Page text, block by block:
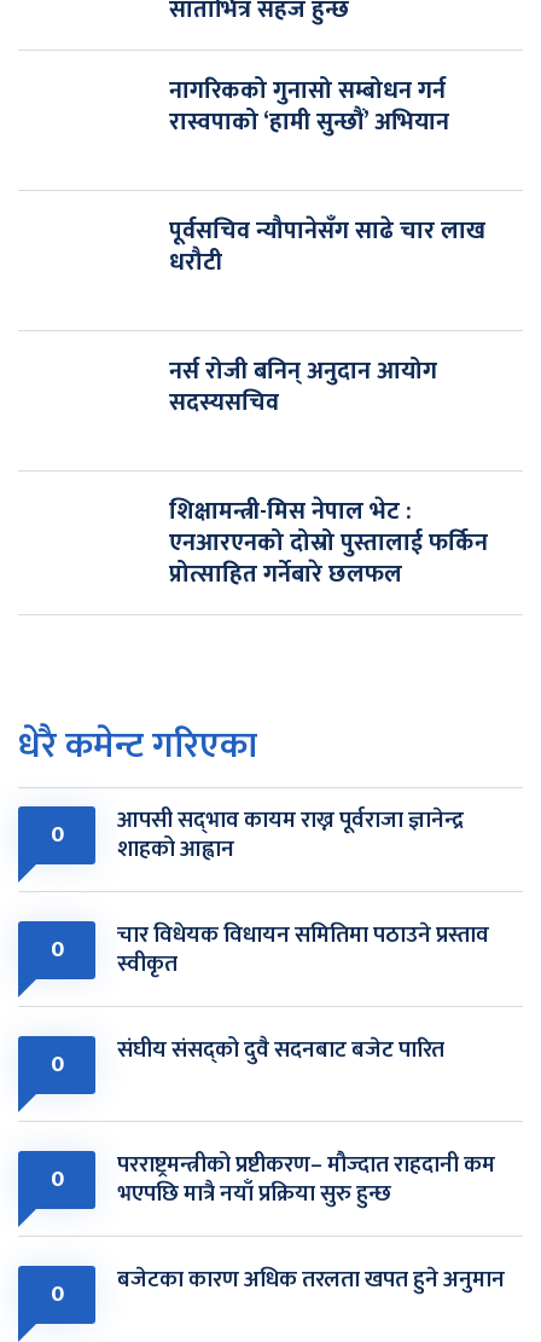
साताभित्र सहज हुन्छ
नागरिकको गुनासो सम्बोधन गर्न
रास्वपाको ‘हामी सुन्छौं’ अभियान
पूर्वसचिव न्यौपानेसँग साढे चार लाख
धरौटी
नर्स रोजी बनिन् अनुदान आयोग
सदस्यसचिव
शिक्षामन्त्री-मिस नेपाल भेट :
एनआरएनको दोस्रो पुस्तालाई फर्किन
प्रोत्साहित गर्नेबारे छलफल
धेरै कमेन्ट गरिएका
0 आपसी सद्‌भाव कायम राख्न पूर्वराजा ज्ञानेन्द्र
शाहको आह्वान
0 चार विधेयक विधायन समितिमा पठाउने प्रस्ताव
स्वीकृत
0 संघीय संसद्को दुवै सदनबाट बजेट पारित
0 परराष्ट्रमन्त्रीको प्रष्टीकरण– मौज्दात राहदानी कम
भएपछि मात्रै नयाँ प्रक्रिया सुरु हुन्छ
0 बजेटका कारण अधिक तरलता खपत हुने अनुमान